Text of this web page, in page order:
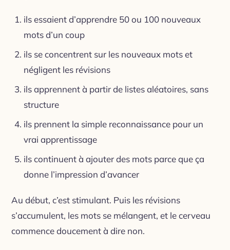
ils essaient d’apprendre 50 ou 100 nouveaux
mots d’un coup
ils se concentrent sur les nouveaux mots et
négligent les révisions
ils apprennent à partir de listes aléatoires, sans
structure
ils prennent la simple reconnaissance pour un
vrai apprentissage
ils continuent à ajouter des mots parce que ça
donne l’impression d’avancer
Au début, c’est stimulant. Puis les révisions
s’accumulent, les mots se mélangent, et le cerveau
commence doucement à dire non.